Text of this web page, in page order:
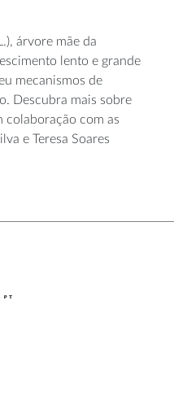
árvore mãe da
lento e grande
mecanismos de
Descubra mais sobre
colaboração com as
e Teresa Soares